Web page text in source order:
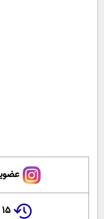
۱۵ سال پیش در چنین روزی